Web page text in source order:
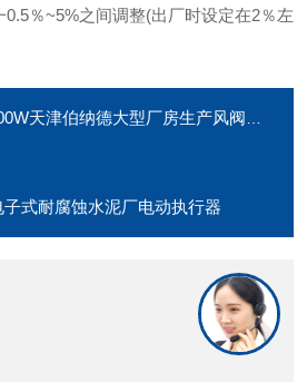
％~5%之间调整(出厂时设定在2％左
天津伯纳德大型厂房生产风阀高温电动执行器
子式耐腐蚀水泥厂电动执行器